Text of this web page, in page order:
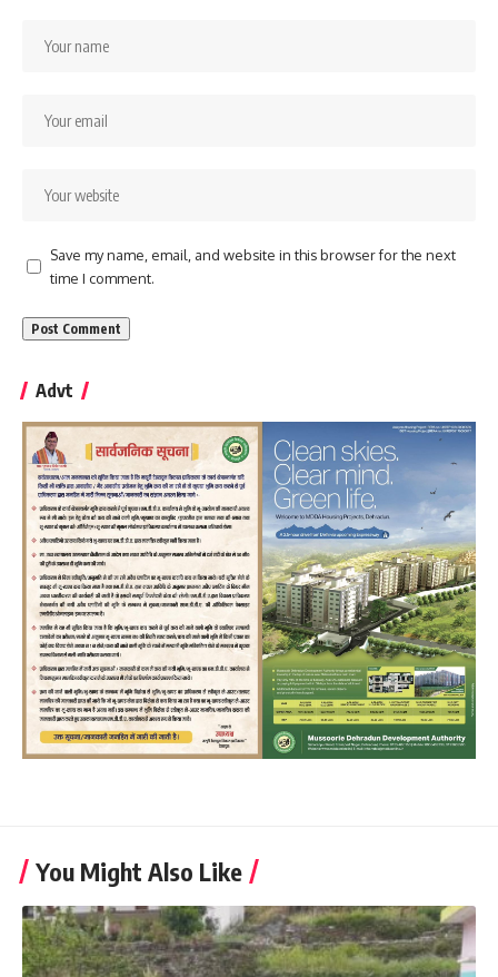
Save my name, email, and website in this browser for the next
time I comment.
Advt
You Might Also Like